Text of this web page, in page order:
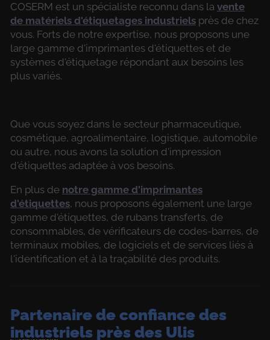
COSERM est un spécialiste reconnu dans la vente
de matériels d'étiquetages industriels près de chez
vous. Forts de notre expertise, nous proposons une
large gamme d'imprimantes d'étiquettes et de
systèmes d'étiquetage répondant aux besoins les
plus variés.
Que vous soyez dans le secteur pharmaceutique,
cosmétique, agroalimentaire, logistique, automobile
ou autre, nous avons la solution d'impression
d'étiquettes adaptée à vos besoins.
En plus de notre gamme d'imprimantes
d'étiquettes, nous proposons également une large
gamme d'étiquettes, de rubans transferts, de
consommables, de vérificateurs de codes-barres, de
terminaux mobiles, de logiciels et de services liés à
l'identification et à la traçabilité des produits.
Partenaire de confiance des
industriels près des Ulis